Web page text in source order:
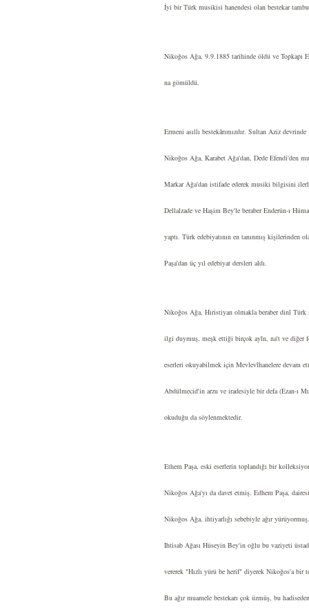
İyi bir Türk musikisi hanendesi olan bestekar
Nikoğos Ağa, 9.9.1885 tarihinde öldü ve Topkapı
na gömüldü.
Ermeni asıllı bestekârımızdır. Sultan Aziz devrinde
Nikoğos Ağa, Karabet Ağa'dan, Dede Efendi'den
Markar Ağa'dan istifade ederek musiki bilgisini
Dellalzade ve Haşim Bey'le beraber Enderün-ı
yaptı. Türk edebiyatının en tanınmış kişilerinden
Paşa'dan üç yıl edebiyat dersleri aldı.
Nikoğos Ağa, Hıristiyan olmakla beraber dinî
ilgi duymuş, meşk ettiği birçok ayîn, na't ve diğer
eserleri okuyabilmek için Mevlevîhanelere devam
Abdülmecid'in arzu ve iradesiyle bir defa (Ezan-ı
okuduğu da söylenmektedir.
Ethem Paşa, eski eserlerin toplandığı bir
Nikoğos Ağa'yı da davet etmiş. Edhem Paşa,
Nikoğos Ağa, ihtiyarlığı sebebiyle ağır
Ihtisab Ağası Hüseyin Bey'in oğlu bu vaziyeti
vererek "Hızlı yürü be herif" diyerek Nikoğos'a bir
Bu ağır muamele bestekarı çok üzmüş, bu